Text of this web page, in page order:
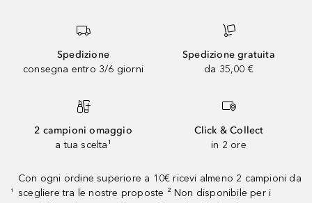
Spedizione
consegna entro 3/6 giorni
Spedizione gratuita
da 35,00 €
2 campioni omaggio
a tua scelta¹
Click & Collect
in 2 ore
¹
Con ogni ordine superiore a 10€ ricevi almeno 2 campioni da
scegliere tra le nostre proposte ² Non disponibile per i